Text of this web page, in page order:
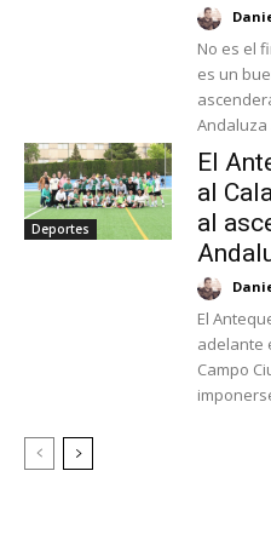
No es el
es un
Andaluza
Deportes
El
al
al
El
adelante
Campo